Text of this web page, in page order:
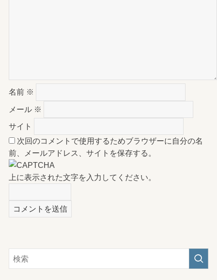
名前 ※
メール ※
サイト
次回のコメントで使用するためブラウザーに自分の名
前、メールアドレス、サイトを保存する。
上に表示された文字を入力してください。